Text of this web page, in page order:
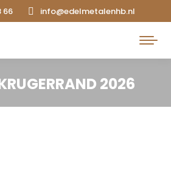
66 info@edelmetalenhb.nl
Search:
2026